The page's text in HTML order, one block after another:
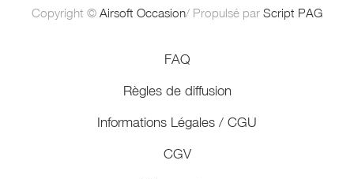
Copyright © Airsoft Occasion/ Propulsé par Script PAG
FAQ
Règles de diffusion
Informations Légales / CGU
CGV